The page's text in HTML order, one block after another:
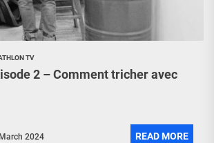
TV
2 – Comment tricher avec
2024 READ MORE